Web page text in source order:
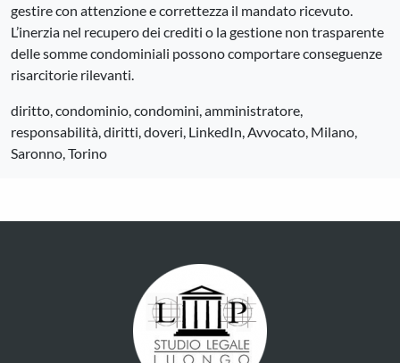
gestire con attenzione e correttezza il mandato ricevuto.
L’inerzia nel recupero dei crediti o la gestione non trasparente
delle somme condominiali possono comportare conseguenze
risarcitorie rilevanti.
diritto, condominio, condomini, amministratore,
responsabilità, diritti, doveri, LinkedIn, Avvocato, Milano,
Saronno, Torino